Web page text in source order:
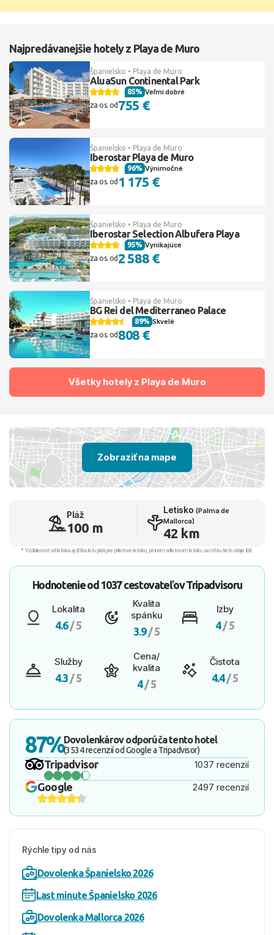
Najpredávanejšie hotely z Playa de Muro
Španielsko • Playa de Muro
AluaSun Continental Park
Veľmi dobré
85%
za os. od 755 €
Španielsko • Playa de Muro
Iberostar Playa de Muro
Výnimočné
96%
za os. od 1 175 €
Španielsko • Playa de Muro
Iberostar Selection Albufera Playa
Vynikajúce
95%
za os. od2 588 €
Španielsko • Playa de Muro
BG Rei del Mediterraneo Palace
Skvelé
89%
za os. od 808 €
Všetky hotely z Playa de Muro
Zobraziť na mape
Pláž
100 m
Letisko (Palma de
Mallorca)
42 km
* Vzdialenosť od letiska aj dľžka letu platí pre príletové letisko, pri inom odletovom letisku sa môžu tieto údaje líšiť.
Hodnotenie od 1037 cestovateľovTripadvisoru
Lokalita
4.6/ 5
Kvalita
spánku
3.9/ 5
Izby
4/ 5
Služby
4.3 / 5
Cena/
kvalita
4/ 5
Čistota
4.4/ 5
87%Dovolenkárov odporúča tento hotel
(3534 recenzií od Google a Tripadvisor)
Tripadvisor 1037 recenzií
Google 2497 recenzií
Rýchle tipy od nás
Dovolenka Španielsko 2026
Last minute Španielsko 2026
Dovolenka Mallorca 2026